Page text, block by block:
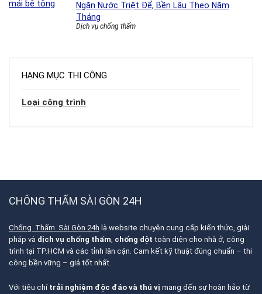
Ngăn Nước Triệt Để, Bền Lâu Theo Năm
Tháng
Dịch vụ chống thấm
HẠNG MỤC THI CÔNG
Loại công trình
CHỐNG THẤM SÀI GÒN 24H
Chống Thấm Sài Gòn 24h là website chuyên cung cấp kiến thức, giải
pháp và dịch vụ chống thấm, chống dột toàn diện cho nhà ở, công
trình tại TP.HCM và các tỉnh lân cận. Cam kết kỹ thuật đúng chuẩn – thi
công bền vững – giá tốt nhất.
Với tiêu chí trải nghiệm độc đáo và thú vị mang đến sự hoàn hảo từ